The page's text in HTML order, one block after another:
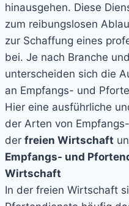
hinausgehen. Diese
zum reibungslosen
zur Schaffung eines
bei. Je nach Branche
unterscheiden sich die
an Empfangs- und
Hier eine ausführliche
der Arten von
der freien Wirtschaft
Empfangs- und
Wirtschaft
In der freien Wirtschaft